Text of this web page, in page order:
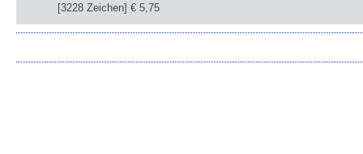
[3228 Zeichen]€ 5,75